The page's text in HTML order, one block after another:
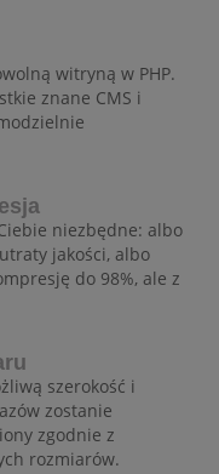
witryną w PHP.
znane CMS i
niezbędne: albo
jakości, albo
do 98%, ale z
szerokość i
zostanie
zgodnie z
rozmiarów.